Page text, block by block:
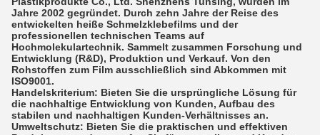
Jahre 2002 gegründet. Durch zehn Jahre der Reise des
entwickelten heiße Schmelzklebefilms und der
professionellen technischen Teams auf
Hochmolekulartechnik. Sammelt zusammen Forschung und
Entwicklung (R&D), Produktion und Verkauf. Von den
Rohstoffen zum Film ausschließlich sind Abkommen mit
ISO9001.
Handelskriterium: Bieten Sie die ursprüngliche Lösung für
die nachhaltige Entwicklung von Kunden, Aufbau des
stabilen und nachhaltigen Kunden-Verhältnisses an.
Umweltschutz: Bieten Sie die praktischen und effektiven